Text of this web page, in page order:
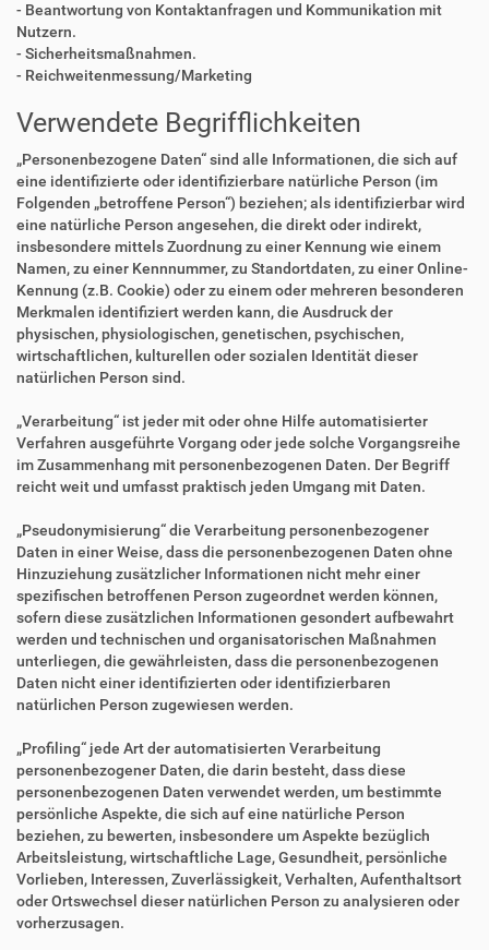
- Beantwortung von Kontaktanfragen und Kommunikation mit
Nutzern.
- Sicherheitsmaßnahmen.
- Reichweitenmessung/Marketing
Verwendete Begrifflichkeiten
„Personenbezogene Daten“ sind alle Informationen, die sich auf
eine identifizierte oder identifizierbare natürliche Person (im
Folgenden „betroffene Person“) beziehen; als identifizierbar wird
eine natürliche Person angesehen, die direkt oder indirekt,
insbesondere mittels Zuordnung zu einer Kennung wie einem
Namen, zu einer Kennnummer, zu Standortdaten, zu einer Online-
Kennung (z.B. Cookie) oder zu einem oder mehreren besonderen
Merkmalen identifiziert werden kann, die Ausdruck der
physischen, physiologischen, genetischen, psychischen,
wirtschaftlichen, kulturellen oder sozialen Identität dieser
natürlichen Person sind.
„Verarbeitung“ ist jeder mit oder ohne Hilfe automatisierter
Verfahren ausgeführte Vorgang oder jede solche Vorgangsreihe
im Zusammenhang mit personenbezogenen Daten. Der Begriff
reicht weit und umfasst praktisch jeden Umgang mit Daten.
„Pseudonymisierung“ die Verarbeitung personenbezogener
Daten in einer Weise, dass die personenbezogenen Daten ohne
Hinzuziehung zusätzlicher Informationen nicht mehr einer
spezifischen betroffenen Person zugeordnet werden können,
sofern diese zusätzlichen Informationen gesondert aufbewahrt
werden und technischen und organisatorischen Maßnahmen
unterliegen, die gewährleisten, dass die personenbezogenen
Daten nicht einer identifizierten oder identifizierbaren
natürlichen Person zugewiesen werden.
„Profiling“ jede Art der automatisierten Verarbeitung
personenbezogener Daten, die darin besteht, dass diese
personenbezogenen Daten verwendet werden, um bestimmte
persönliche Aspekte, die sich auf eine natürliche Person
beziehen, zu bewerten, insbesondere um Aspekte bezüglich
Arbeitsleistung, wirtschaftliche Lage, Gesundheit, persönliche
Vorlieben, Interessen, Zuverlässigkeit, Verhalten, Aufenthaltsort
oder Ortswechsel dieser natürlichen Person zu analysieren oder
vorherzusagen.